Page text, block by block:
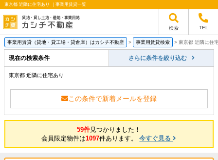
東京都 近隣に住宅あり ｜事業用賃貸一覧
検索 TEL
事業用賃貸（貸地・貸工場・貸倉庫）はカシチ不動産 > 事業用賃貸検索 > 東京都 近隣に住
現在の検索条件 さらに条件を絞り込む
東京都 近隣に住宅あり
この条件で新着メールを登録
59件見つかりました！
会員限定物件は1097件あります。今すぐ見る